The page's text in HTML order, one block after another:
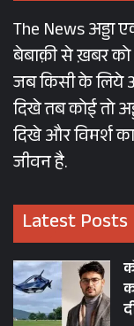
The News अड्डा
बेबाक़ी से ख़बर
जब किसी के लिये
दिखे तब कोई तो
दिखे और विमर्श
जीवन है.
Latest Posts